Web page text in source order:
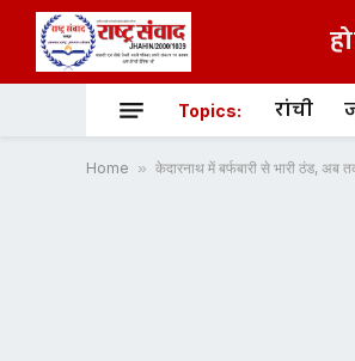
Topics: रांची
Home » केदारनाथ में बर्फबारी से भारी ठंड, अब